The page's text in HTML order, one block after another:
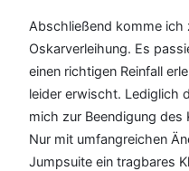
Abschließend komme ich
Oskarverleihung. Es
einen richtigen Reinfall
leider erwischt. Lediglich
mich zur Beendigung
Nur mit umfangreichen
Jumpsuite ein tragbares